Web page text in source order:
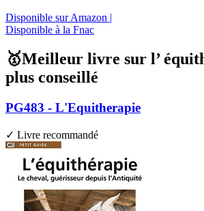
Disponible sur Amazon |
Disponible à la Fnac
🥇Meilleur livre sur l’
plus conseillé
PG483 - L'Equitherapie
✓ Livre recommandé